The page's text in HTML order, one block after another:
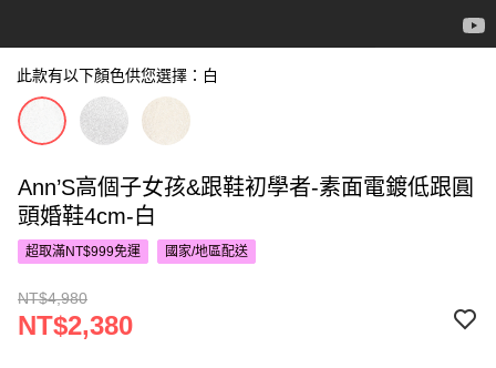
此款有以下顏色供您選擇：白
Ann’S高個子女孩&跟鞋初學者-素面電鍍低跟圓
頭婚鞋4cm-白
超取滿NT$999免運 國家/地區配送
NT$4,980
NT$2,380